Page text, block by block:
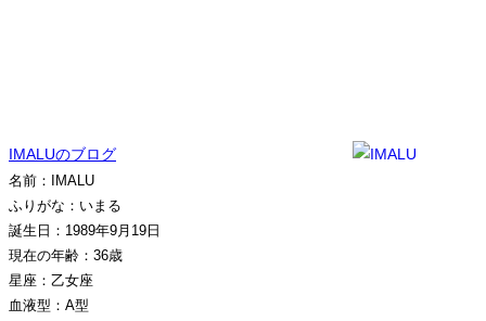
IMALUのブログ
名前：IMALU
ふりがな：いまる
誕生日：1989年9月19日
現在の年齢：36歳
星座：乙女座
血液型：A型